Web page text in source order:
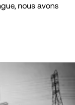
nous avons